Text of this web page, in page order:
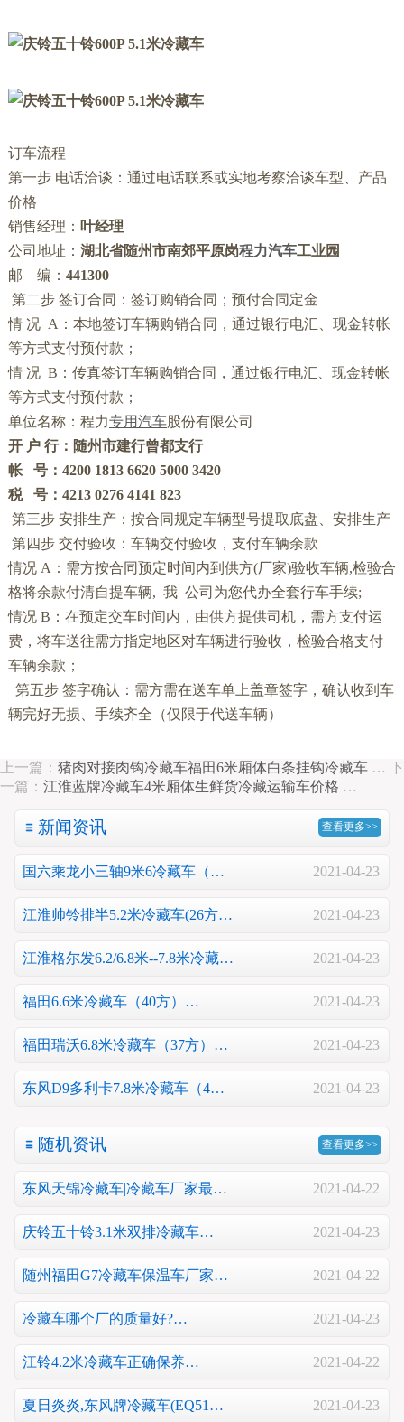
订车流程
第一步 电话洽谈：通过电话联系或实地考察洽谈车型、产品
价格
销售经理： 叶经理
公司地址： 湖北省随州市南郊平原岗程力汽车工业园
邮
编： 441300
第二步 签订合同：签订购销合同；预付合同定金
情 况 A ：本地签订车辆购销合同，通过银行电汇、现金转帐
等方式支付预付款；
情 况 B ：传真签订车辆购销合同，通过银行电汇、现金转帐
等方式支付预付款；
单位名称：程力专用汽车股份有限公司
开 户 行：随州市建行曾都支行
帐
号： 4200 1813 6620 5000 3420
税
号： 4213 0276 4141 823
第三步 安排生产：按合同规定车辆型号提取底盘、安排生产
第四步 交付验收：车辆交付验收，支付车辆余款
情况 A ：需方按合同预定时间内到供方(厂家)验收车辆,检验合
格将余款付清自提车辆, 我 公司为您代办全套行车手续;
情况 B ：在预定交车时间内，由供方提供司机，需方支付运
费，将车送往需方指定地区对车辆进行验收，检验合格支付
车辆余款；
第五步 签字确认：需方需在送车单上盖章签字，确认收到车
辆完好无损、手续齐全（仅限于代送车辆）
上一篇： 猪肉对接肉钩冷藏车福田6米厢体白条挂钩冷藏车 … 下
一篇： 江淮蓝牌冷藏车4米厢体生鲜货冷藏运输车价格 …
新闻资讯 查看更多>>
国六乘龙小三轴9米6冷藏车（… 2021-04-23
江淮帅铃排半5.2米冷藏车(26方… 2021-04-23
江淮格尔发6.2/6.8米--7.8米冷藏… 2021-04-23
福田6.6米冷藏车（40方）… 2021-04-23
福田瑞沃6.8米冷藏车（37方）… 2021-04-23
东风D9多利卡7.8米冷藏车（4… 2021-04-23
随机资讯 查看更多>>
东风天锦冷藏车|冷藏车厂家最… 2021-04-22
庆铃五十铃3.1米双排冷藏车… 2021-04-23
随州福田G7冷藏车保温车厂家… 2021-04-22
冷藏车哪个厂的质量好?… 2021-04-23
江铃4.2米冷藏车正确保养… 2021-04-22
夏日炎炎,东风牌冷藏车(EQ51… 2021-04-23